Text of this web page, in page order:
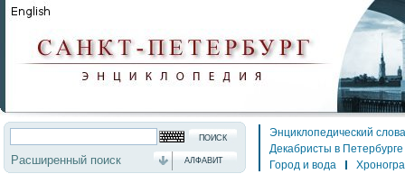
Расширенный поиск АЛФАВИТ
Энциклопедический
Декабристы в Петербурге
Город и вода